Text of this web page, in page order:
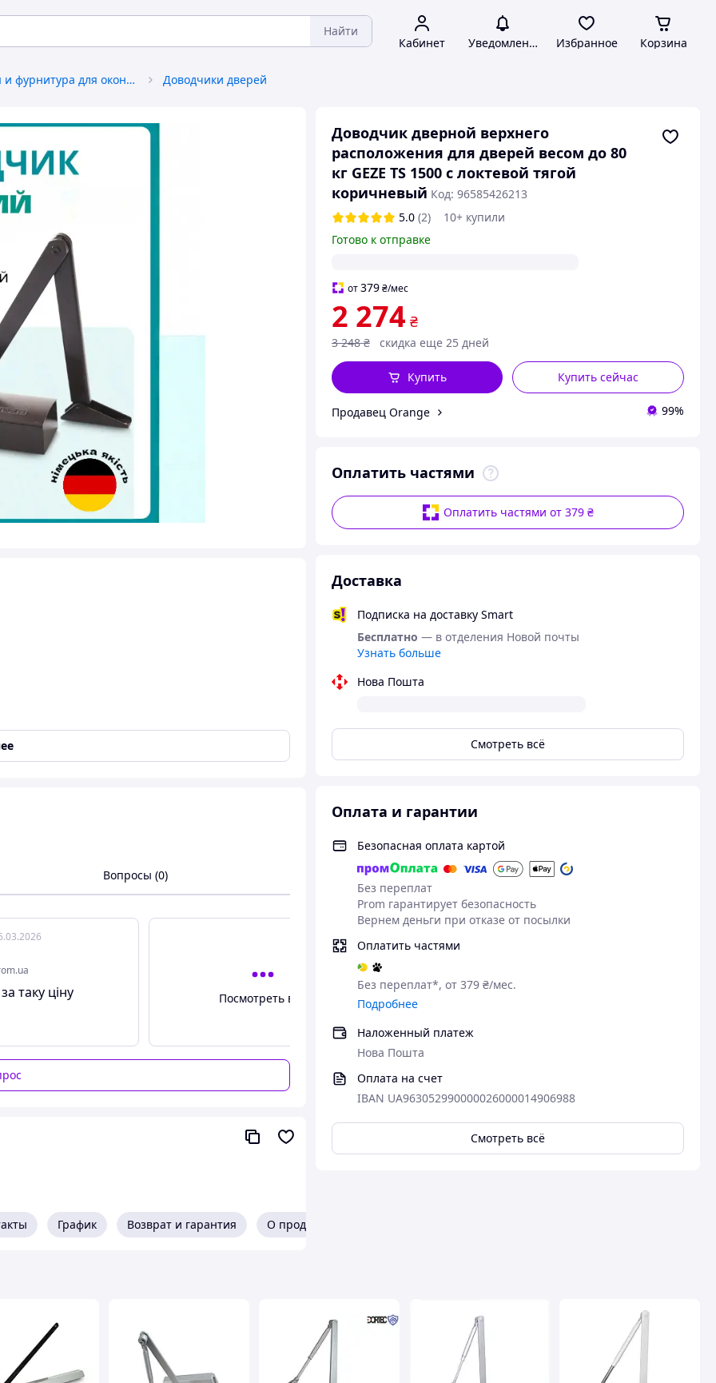
Найти
Кабинет Уведомления Избранное Корзина
Аксессуары и фурнитура для окон и дверей Доводчики дверей
Доводчик дверной верхнего
расположения для дверей весом до 80
кг GEZE TS 1500 с локтевой тягой
коричневый Код: 96585426213
5.0 (2)
10+ купили
Готово к отправке
от379 ₴/мес
2 274 ₴
3 248 ₴ скидка еще 25 дней
Купить сейчас
Купить
Продавец Orange 99%
Оплатить частями
Оплатить частями от 379 ₴
Доставка
Подписка на доставку Smart
Бесплатно — в отделения Новой почты
Узнать больше
Нова Пошта
Смотреть всё
Оплата и гарантии
Безопасная оплата картой
Без переплат
Prom гарантирует безопасность
Вернем деньги при отказе от посылки
Оплатить частями
Без переплат*, от 379 ₴/мес.
Подробнее
Наложенный платеж
Нова Пошта
Оплата на счет
IBAN UA963052990000026000014906988
Смотреть всё
Вопросы (0)
таку ціну Посмотреть все
График Возврат и гарантия О продавце